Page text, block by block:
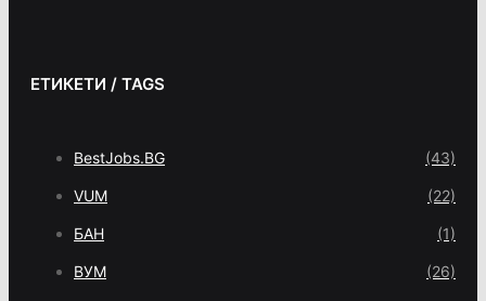
ЕТИКЕТИ / TAGS
BestJobs.BG (43)
VUM (22)
БАН (1)
ВУМ (26)